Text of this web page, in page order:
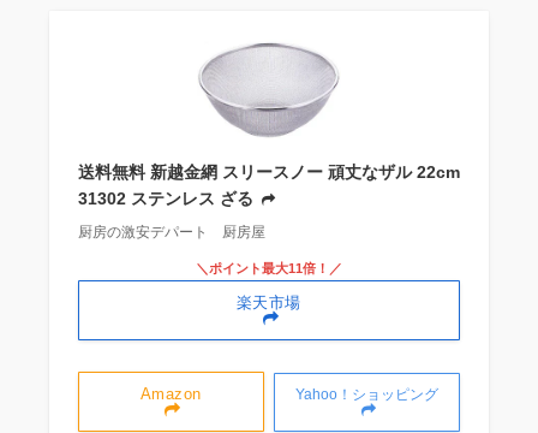
送料無料 新越金網 スリースノー 頑丈なザル 22cm
31302 ステンレス ざる
厨房の激安デパート 厨房屋
Amazon
＼ポイント最大11倍！／
楽天市場
Yahoo！ショッピング